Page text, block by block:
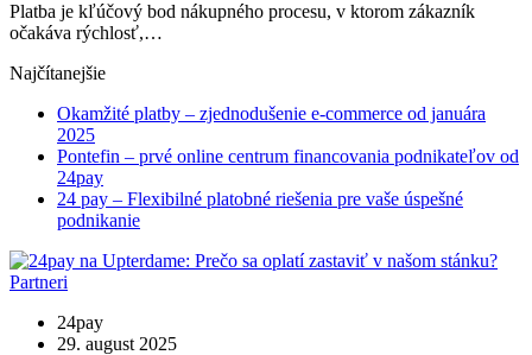
Platba je kľúčový bod nákupného procesu, v ktorom zákazník
očakáva rýchlosť,…
Najčítanejšie
Okamžité platby – zjednodušenie e-commerce od januára
2025
Pontefin – prvé online centrum financovania podnikateľov od
24pay
24 pay – Flexibilné platobné riešenia pre vaše úspešné
podnikanie
Partneri
24pay
29. august 2025